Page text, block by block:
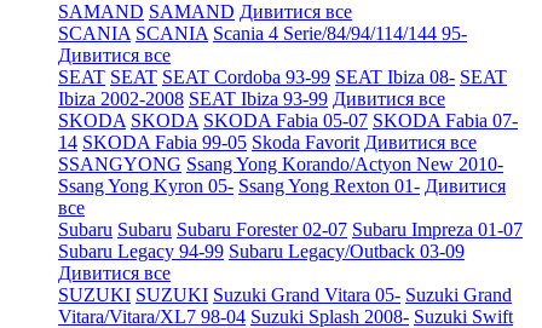
SAMAND SAMAND Дивитися все
SCANIA SCANIA Scania 4 Serie/84/94/114/144 95-
Дивитися все
SEAT SEAT SEAT Cordoba 93-99 SEAT Ibiza 08- SEAT
Ibiza 2002-2008 SEAT Ibiza 93-99 Дивитися все
SKODA SKODA SKODA Fabia 05-07 SKODA Fabia 07-
14 SKODA Fabia 99-05 Skoda Favorit Дивитися все
SSANGYONG Ssang Yong Korando/Actyon New 2010-
Ssang Yong Kyron 05- Ssang Yong Rexton 01- Дивитися
все
Subaru Subaru Subaru Forester 02-07 Subaru Impreza 01-07
Subaru Legacy 94-99 Subaru Legacy/Outback 03-09
Дивитися все
SUZUKI SUZUKI Suzuki Grand Vitara 05- Suzuki Grand
Vitara/Vitara/XL7 98-04 Suzuki Splash 2008- Suzuki Swift